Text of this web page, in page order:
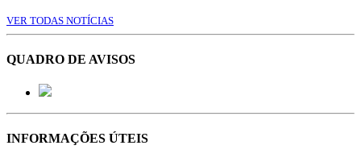
VER TODAS NOTÍCIAS
QUADRO DE AVISOS
INFORMAÇÕES ÚTEIS